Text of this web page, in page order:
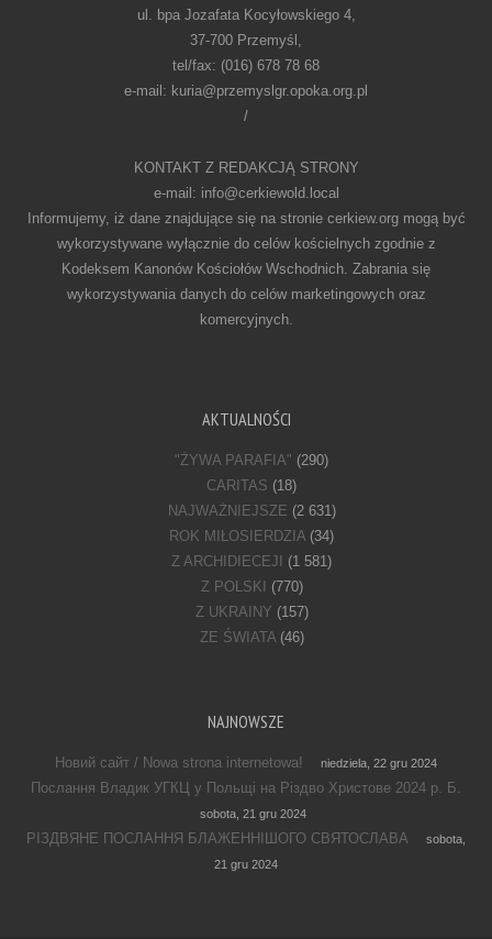
ul. bpa Jozafata Kocyłowskiego 4,
37-700 Przemyśl,
tel/fax: (016) 678 78 68
e-mail: kuria@przemyslgr.opoka.org.pl
/
KONTAKT Z REDAKCJĄ STRONY
e-mail: info@cerkiewold.local
Informujemy, iż dane znajdujące się na stronie cerkiew.org mogą być
wykorzystywane wyłącznie do celów kościelnych zgodnie z
Kodeksem Kanonów Kościołów Wschodnich. Zabrania się
wykorzystywania danych do celów marketingowych oraz
komercyjnych.
AKTUALNOŚCI
"ŻYWA PARAFIA" (290)
CARITAS (18)
NAJWAŻNIEJSZE (2 631)
ROK MIŁOSIERDZIA(34)
Z ARCHIDIECEJI
(1 581)
Z POLSKI
(770)
Z UKRAINY (157)
ZE ŚWIATA(46)
NAJNOWSZE
Новий сайт / Nowa strona internetowa! niedziela, 22 gru 2024
Послання Владик УГКЦ у Польщі на Різдво Христове 2024 р. Б.
sobota, 21 gru 2024
РІЗДВЯНЕ ПОСЛАННЯ БЛАЖЕННІШОГО СВЯТОСЛАВА
sobota,
21 gru 2024